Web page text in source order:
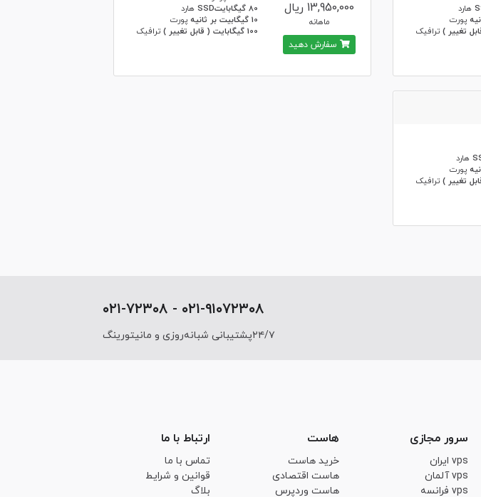
هارد
پورت
ترافیک
80 گیگابایتSSD
هارد
10 گیگابیت بر ثانیه
پورت
100 گیگابایت ( قابل تغییر )
ترافیک
13,950,000 ریال
ماهانه
سفارش دهید
هارد
پورت
ترافیک
۰۲۱-۹۱۰۷۲۳۰۸ - ۰۲۱-۷۲۳۰۸
۲۴/۷پشتیبانی شبانه‌روزی و مانیتورینگ
سرور مجازی
vps ایران
vps آلمان
vps فرانسه
هاست
خرید هاست
هاست اقتصادی
هاست وردپرس
ارتباط با ما
تماس با ما
قوانین و شرایط
بلاگ